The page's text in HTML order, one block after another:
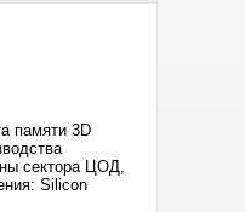
памяти 3D
сектора ЦОД,
Silicon